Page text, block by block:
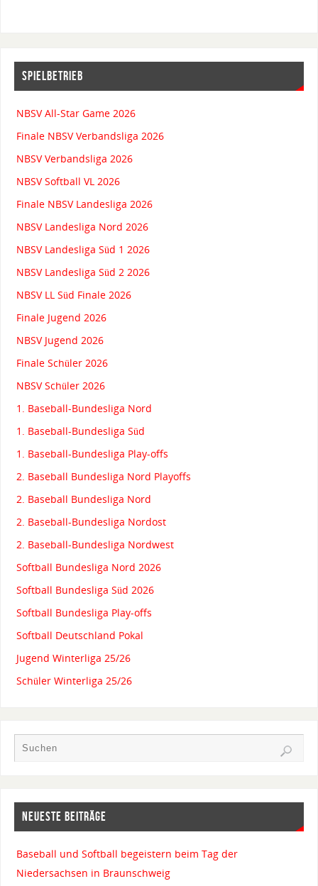
SPIELBETRIEB
NBSV All-Star Game 2026
Finale NBSV Verbandsliga 2026
NBSV Verbandsliga 2026
NBSV Softball VL 2026
Finale NBSV Landesliga 2026
NBSV Landesliga Nord 2026
NBSV Landesliga Süd 1 2026
NBSV Landesliga Süd 2 2026
NBSV LL Süd Finale 2026
Finale Jugend 2026
NBSV Jugend 2026
Finale Schüler 2026
NBSV Schüler 2026
1. Baseball-Bundesliga Nord
1. Baseball-Bundesliga Süd
1. Baseball-Bundesliga Play-offs
2. Baseball Bundesliga Nord Playoffs
2. Baseball Bundesliga Nord
2. Baseball-Bundesliga Nordost
2. Baseball-Bundesliga Nordwest
Softball Bundesliga Nord 2026
Softball Bundesliga Süd 2026
Softball Bundesliga Play-offs
Softball Deutschland Pokal
Jugend Winterliga 25/26
Schüler Winterliga 25/26
NEUESTE BEITRÄGE
Baseball und Softball begeistern beim Tag der
Niedersachsen in Braunschweig